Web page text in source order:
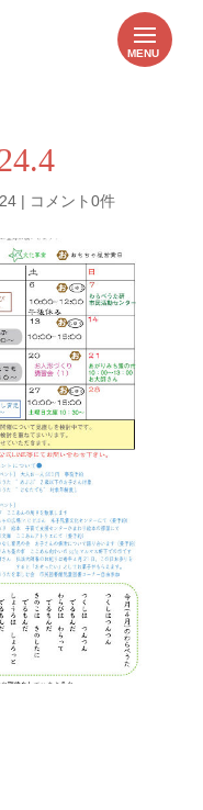
| コメント0件